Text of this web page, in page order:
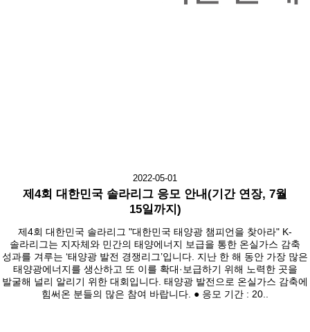
2022-05-01
제4회 대한민국 솔라리그 응모 안내(기간 연장, 7월
15일까지)
제4회 대한민국 솔라리그 "대한민국 태양광 챔피언을 찾아라" K-
솔라리그는 지자체와 민간의 태양에너지 보급을 통한 온실가스 감축
성과를 겨루는 ‘태양광 발전 경쟁리그’입니다. 지난 한 해 동안 가장 많은
태양광에너지를 생산하고 또 이를 확대·보급하기 위해 노력한 곳을
발굴해 널리 알리기 위한 대회입니다. 태양광 발전으로 온실가스 감축에
힘써온 분들의 많은 참여 바랍니다. ● 응모 기간 : 20..